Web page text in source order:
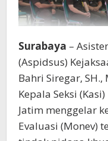
Surabaya –
(Aspidsus)
Bahri Siregar,
Kepala Seksi
Jatim menggelar
Evaluasi (Monev)